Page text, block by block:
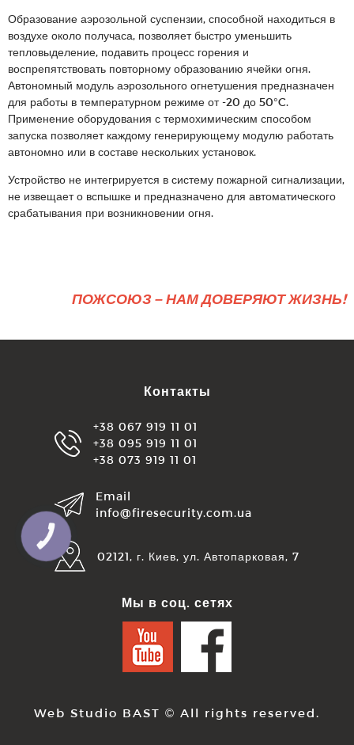
Образование аэрозольной суспензии, способной находиться в
воздухе около получаса, позволяет быстро уменьшить
тепловыделение, подавить процесс горения и
воспрепятствовать повторному образованию ячейки огня.
Автономный модуль аэрозольного огнетушения предназначен
для работы в температурном режиме от -20 до 50°C.
Применение оборудования с термохимическим способом
запуска позволяет каждому генерирующему модулю работать
автономно или в составе нескольких установок.
Устройство не интегрируется в систему пожарной сигнализации,
не извещает о вспышке и предназначено для автоматического
срабатывания при возникновении огня.
ПОЖСОЮЗ – НАМ ДОВЕРЯЮТ ЖИЗНЬ!
Контакты
+38 067 919 11 01
+38 095 919 11 01
+38 073 919 11 01
Email
info@firesecurity.com.ua
02121, г. Киев, ул. Автопарковая, 7
Мы в соц. сетях
Web Studio BAST © All rights reserved.
КНОПКА
ЗВ'ЯЗКУ